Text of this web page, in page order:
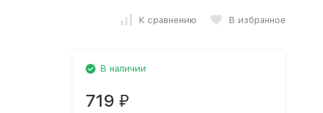
К сравнению В избранное
В наличии
719 ₽